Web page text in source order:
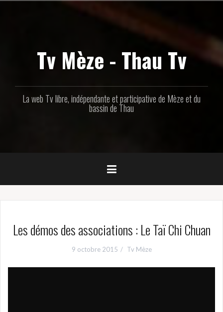
Tv Mèze - Thau Tv
La web Tv libre, indépendante et participative de Mèze et du
bassin de Thau
Les démos des associations : Le Taï Chi Chuan
9 octobre 2015 Tv Mèze